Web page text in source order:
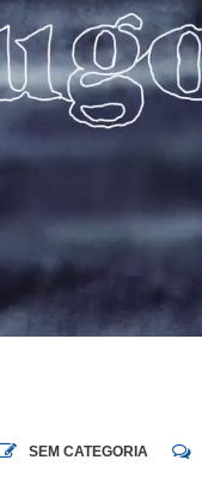
SEM CATEGORIA